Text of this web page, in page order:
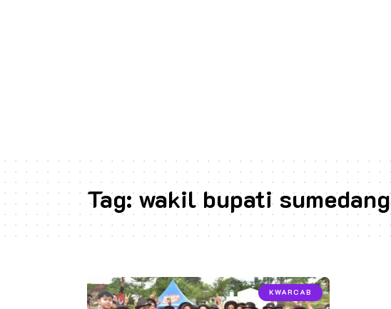
Tag:wakil bupati sumedang
KWARCAB